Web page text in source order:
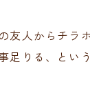
友人からチラ
足りる、とい